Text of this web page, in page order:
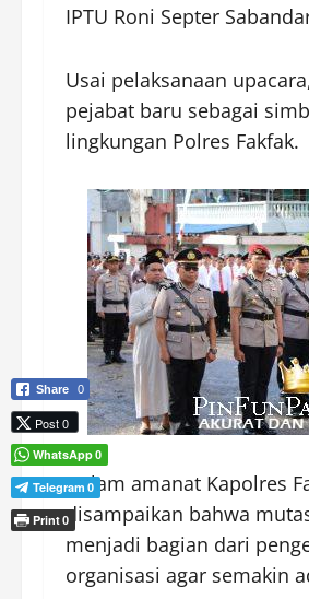
IPTU Roni Septer
Usai pelaksanaan
pejabat baru sebagai
lingkungan Polres Fakfak.
Dalam amanat Kapolres
disampaikan bahwa
menjadi bagian dari
organisasi agar semakin
Share 0
Post 0
WhatsApp0
Telegram 0
Print0